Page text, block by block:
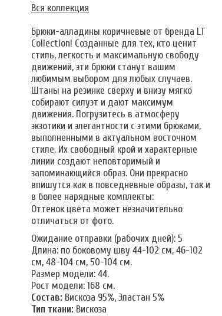
Вся коллекция
Брюки-алладины коричневые от бренда LT
Collection! Созданные для тех, кто ценит
стиль, легкость и максимальную свободу
движений, эти брюки станут вашим
любимым выбором для любых случаев.
Штаны на резинке сверху и внизу мягко
собирают силуэт и дают максимум
движения. Погрузитесь в атмосферу
экзотики и элегантности с этими брюками,
выполненными в актуальном восточном
стиле. Их свободный крой и характерные
линии создают неповторимый и
запоминающийся образ. Они прекрасно
впишутся как в повседневные образы, так и
в более нарядные комплекты:
Оттенок цвета может незначительно
отличаться от фото.
Ожидание отправки (рабочих дней): 5
Длина: по боковому шву 44-102 см, 46-102
см, 48-104 см, 50-104 см.
Размер модели: 44.
Рост модели: 168 см.
Состав: Вискоза 95%, Эластан 5%
Тип ткани: Вискоза